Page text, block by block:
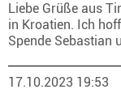
Liebe Grüße aus
in Kroatien. Ich
Spende Sebastian
17.10.2023 19:53